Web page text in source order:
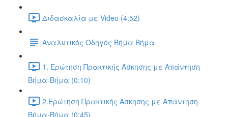
Διδασκαλία με Video (4:52)
Αναλυτικός Οδηγός Βήμα Βήμα
1. Ερώτηση Πρακτικής Άσκησης με Απάντηση
Βήμα-Βήμα (0:10)
2.Ερώτηση Πρακτικής Άσκησης με Απάντηση
Βήμα-Βήμα (0:45)